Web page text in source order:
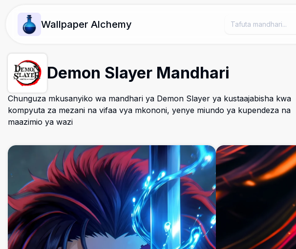
Wallpaper Alchemy
Demon Slayer Mandhari
Chunguza mkusanyiko wa mandhari ya Demon Slayer ya kustaajabisha kwa
kompyuta za mezani na vifaa vya mkononi, yenye miundo ya kupendeza na
maazimio ya wazi